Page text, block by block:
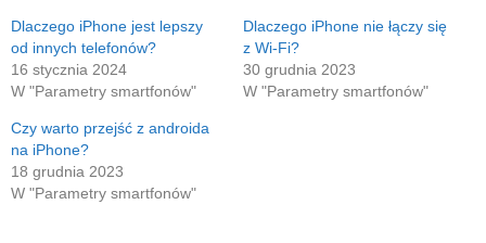
w
nowym
oknie)
Dlaczego iPhone jest lepszy
od innych telefonów?
16 stycznia 2024
W "Parametry smartfonów"
Dlaczego iPhone nie łączy się
z Wi-Fi?
30 grudnia 2023
W "Parametry smartfonów"
Czy warto przejść z androida
na iPhone?
18 grudnia 2023
W "Parametry smartfonów"